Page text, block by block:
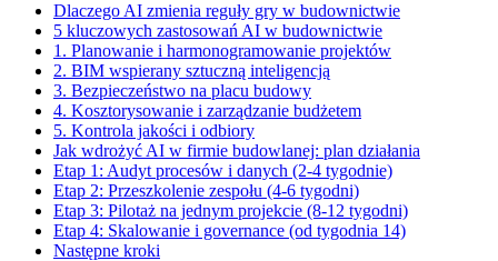
Dlaczego AI zmienia reguły gry w budownictwie
5 kluczowych zastosowań AI w budownictwie
1. Planowanie i harmonogramowanie projektów
2. BIM wspierany sztuczną inteligencją
3. Bezpieczeństwo na placu budowy
4. Kosztorysowanie i zarządzanie budżetem
5. Kontrola jakości i odbiory
Jak wdrożyć AI w firmie budowlanej: plan działania
Etap 1: Audyt procesów i danych (2-4 tygodnie)
Etap 2: Przeszkolenie zespołu (4-6 tygodni)
Etap 3: Pilotaż na jednym projekcie (8-12 tygodni)
Etap 4: Skalowanie i governance (od tygodnia 14)
Następne kroki